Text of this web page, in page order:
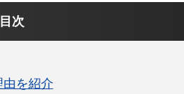
目次
を紹介